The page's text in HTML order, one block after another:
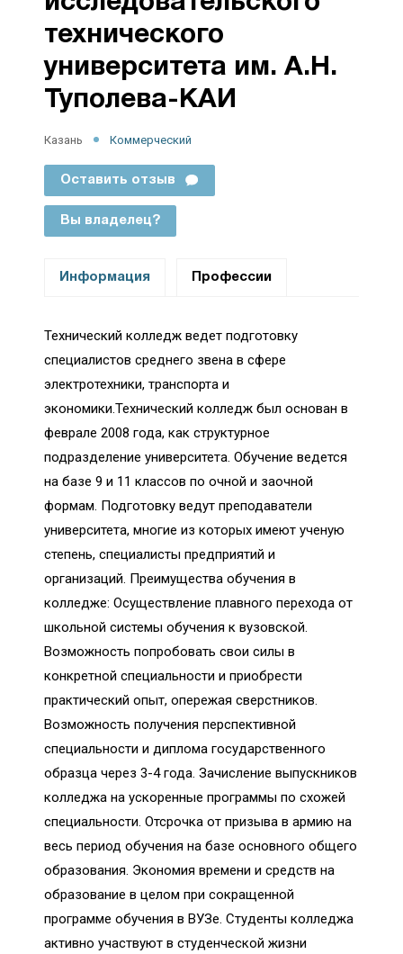
технического
университета им. А.Н.
Туполева-КАИ
Казань Коммерческий
Оставить отзыв
Вы владелец?
Информация Профессии
Технический колледж ведет подготовку
специалистов среднего звена в сфере
электротехники, транспорта и
экономики.Технический колледж был основан в
феврале 2008 года, как структурное
подразделение университета. Обучение ведется
на базе 9 и 11 классов по очной и заочной
формам. Подготовку ведут преподаватели
университета, многие из которых имеют ученую
степень, специалисты предприятий и
организаций. Преимущества обучения в
колледже: Осуществление плавного перехода от
школьной системы обучения к вузовской.
Возможность попробовать свои силы в
конкретной специальности и приобрести
практический опыт, опережая сверстников.
Возможность получения перспективной
специальности и диплома государственного
образца через 3-4 года. Зачисление выпускников
колледжа на ускоренные программы по схожей
специальности. Отсрочка от призыва в армию на
весь период обучения на базе основного общего
образования. Экономия времени и средств на
образование в целом при сокращенной
программе обучения в ВУЗе. Студенты колледжа
активно участвуют в студенческой жизни